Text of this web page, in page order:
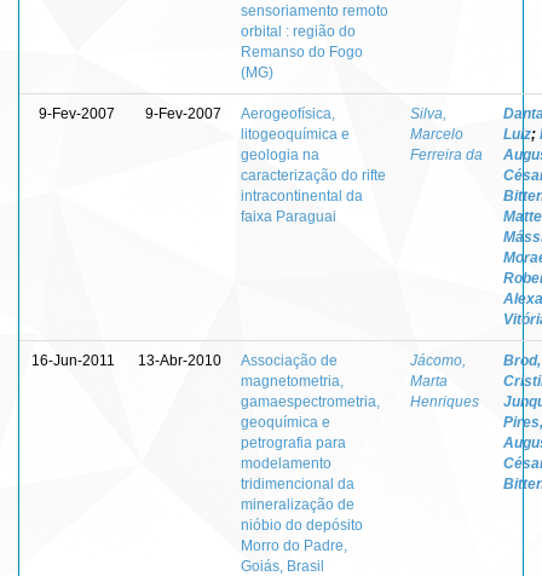
sensoriamento remoto
orbital : região do
Remanso do Fogo
(MG)
9-Fev-2007 9-Fev-2007
Aerogeofísica,
litogeoquímica e
geologia na
caracterização do rifte
intracontinental da
faixa Paraguai
Silva,
Marcelo
Ferreira da
Luiz;
16-Jun-2011 13-Abr-2010
Associação de
magnetometria,
gamaespectrometria,
geoquímica e
petrografia para
modelamento
tridimencional da
mineralização de
nióbio do depósito
Morro do Padre,
Goiás, Brasil
Jácomo,
Marta
Henriques
Pires,